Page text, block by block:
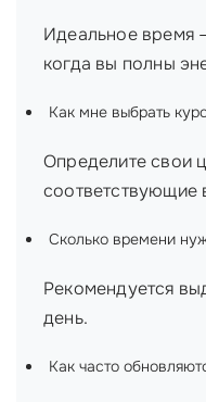
Идеальное время
когда вы полны
Как мне выбрать
Определите свои
соответствующие
Сколько времени
Рекомендуется
день.
Как часто